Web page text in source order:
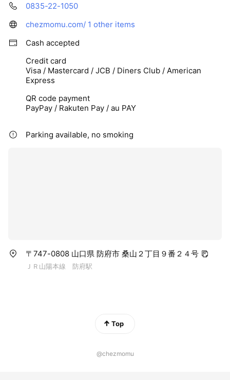
たいと思います。
0835-22-1050
chezmomu.com/ 1 other items
Cash accepted
Credit card
Visa / Mastercard / JCB / Diners Club / American
Express
QR code payment
PayPay / Rakuten Pay / au PAY
Parking available, no smoking
〒747-0808 山口県 防府市 桑山２丁目９番２４号
ＪＲ山陽本線 防府駅
Top
@chezmomu